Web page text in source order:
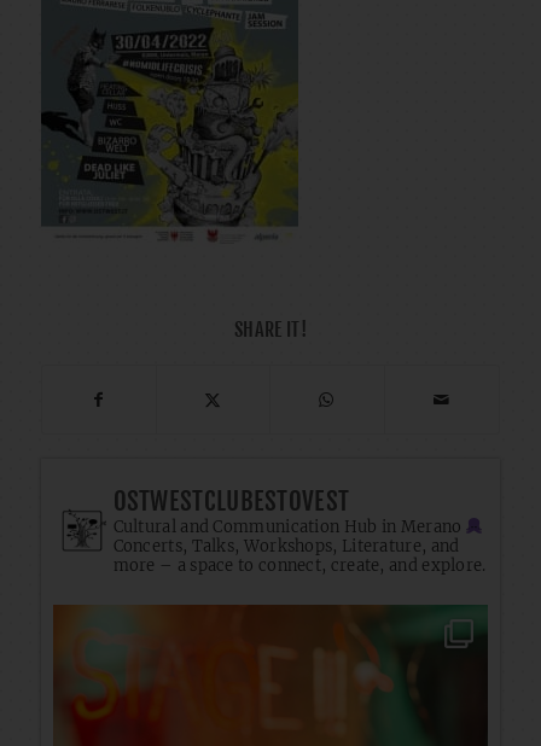
SHARE IT!
OSTWESTCLUBESTOVEST
Cultural and Communication Hub in Merano
Concerts, Talks, Workshops, Literature, and
more – a space to connect, create, and explore.